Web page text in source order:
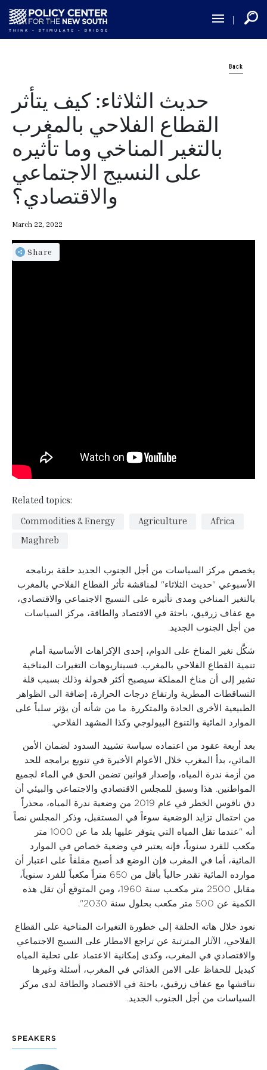
Skip
main
Back
حديث الثلاثاء: كيف يتأثر
القطاع الفلاحي بالمغرب
بالتغير المناخي وما تأثيره
على النسيج الاجتماعي
والاقتصادي؟
March 22, 2022
Share
Related topics:
Commodities & Energy
Agriculture
Africa
Maghreb
يخصص مركز السياسات من أجل الجنوب الجديد حلقة برنامجه
الأسبوعي "حديث الثلاثاء" لمناقشة تأثر القطاع الفلاحي بالمغرب
بالتغير المناخي ومدى تأثيره على النسيج الاجتماعي والاقتصادي،
مع عفاف زرقيق، باحثة في الاقتصاد والطاقة، مركز السياسات
من أجل الجنوب الجديد.
شكَّل تغير المناخ على الدوام، إحدى الإكراهات الأساسية أمام
تنمية القطاع الفلاحي بالمغرب. فسيناريوهات التغيرات المناخية
تشير إلى أن مناخ المملكة سيصبح أكثر قحولة وذلك بسبب قلة
التساقطات المطرية وارتفاع درجات الحرارة، إضافة الى الظواهر
الطبيعية الأخرى الحادة والمتكررة. ما من شأنه أن يؤثر سلباً على
الموارد المائية والتنوع البيولوجي وكذا المشهد الفلاحي.
بعد أربعة عقود من اعتماده سياسة تشييد السدود لضمان الأمن
المائي، بدأ المغرب خلال الأعوام الأخيرة في تنويع برامجه للحد
من أزمة ندرة المياه، وإصدار قوانين تضمن الحق في الماء لجميع
المواطنين. هذا وسبق للمجلس الاقتصادي والاجتماعي والبيئي أن
دق ناقوس الخطر في عام 2019 من وضعية ندرة المياه، محذراً
من احتمال تزايد الوضعية سوءاً في المستقبل، وذكر المجلس نصاً
أنه "عندما تقل المياه التي يتوفر عليها بلد ما عن 1000 متر
مكعب للفرد سنوياً، فإنه يعتبر في وضعية خصاص في الموارد
المائية، أما في المغرب فإن الوضع قد أصبح مقلقاً على اعتبار أن
موارده المائية تقدر حالياً بأقل من 650 متراً مكعباً للفرد سنوياً،
مقابل 2500 متر مكعـب سنة 1960، ومن المتوقع أن تقل هذه
الكمية عن 500 متر مكعب بحلول سنة 2030".
نعود خلال هاته الحلقة إلى خطورة التغيرات المناخية على القطاع
الفلاحي،
الآثار المترتبة عن تراجع الامطار على النسيج الاجتماعي
والاقتصادي في المغرب، وكدى إمكانية الاعتماد على تحلية المياه
كبديل للحفاظ على الامن الغذائي في المغرب، أسئلة وغيرها
نناقشها مع عفاف زرقيق، باحثة في الاقتصاد والطاقة لدى مركز
السياسات من أجل الجنوب الجديد.
SPEAKERS